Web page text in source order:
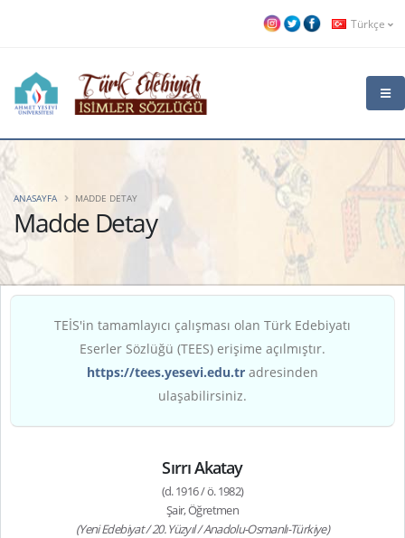
Türkçe
Madde Detay
ANASAYFA MADDE DETAY
TEİS'in tamamlayıcı çalışması olan Türk Edebiyatı
Eserler Sözlüğü (TEES) erişime açılmıştır.
https://tees.yesevi.edu.tr adresinden
ulaşabilirsiniz.
Sırrı Akatay
(d. 1916 / ö. 1982)
Şair, Öğretmen
(Yeni Edebiyat / 20. Yüzyıl / Anadolu-Osmanlı-Türkiye)